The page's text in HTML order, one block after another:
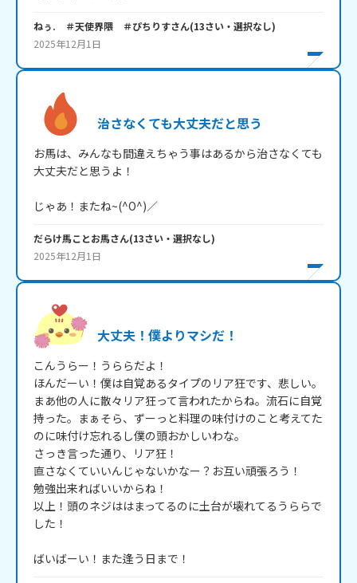
ねぅ. ＃天使界隈 ＃ぴちりすさん(13さい・ 選択なし)
2025年12月1日
治さなくても大丈夫だと思う
お馬は、みんなも間違えちゃう事はあるから治さなくても
大丈夫だと思うよ！
じゃあ！またね~(^O^)／
だらけ馬ことお馬さん(13さい・ 選択なし)
2025年12月1日
大丈夫！僕よりマシだ！
こんうらー！うららだよ！
ほんだーい！僕は自覚あるタイプのリア狂です、悲しい。
まあ他の人に散々リア狂って言われたからね。流石に自覚
持った。まぁそら、ずーっと料理の味付けのこと考えてた
のに味付け忘れるし僕の頭おかしいわな。
さっき言った通り、リア狂！
直さなくていいんじゃないかなー？お互い頑張ろう！
勉強出来ればいいからね！
以上！頭のネジははまってるのに土台が壊れてるうららで
した！
ばいばーい！また逢う日まで！